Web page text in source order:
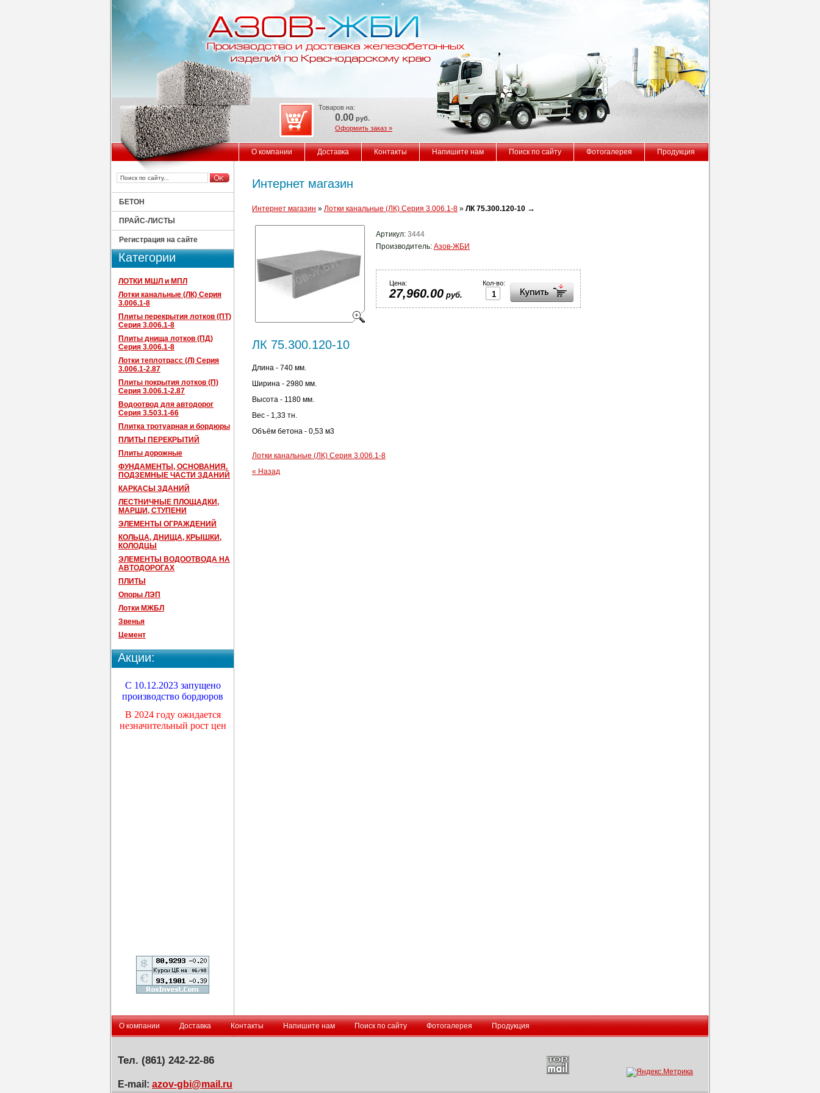
О компании Доставка Контакты Напишите нам Поиск по сайту Фотогалерея Продукция
Товаров на:
0.00 руб.
Оформить заказ »
БЕТОН
ПРАЙС-ЛИСТЫ
Регистрация на сайте
Категории
ЛОТКИ МШЛ и МПЛ
Лотки канальные (ЛК) Серия
3.006.1-8
Плиты перекрытия лотков (ПТ)
Серия 3.006.1-8
Плиты днища лотков (ПД)
Серия 3.006.1-8
Лотки теплотрасс (Л) Серия
3.006.1-2.87
Плиты покрытия лотков (П)
Серия 3.006.1-2.87
Водоотвод для автодорог
Серия 3.503.1-66
Плитка тротуарная и бордюры
ПЛИТЫ ПЕРЕКРЫТИЙ
Плиты дорожные
ФУНДАМЕНТЫ, ОСНОВАНИЯ,
ПОДЗЕМНЫЕ ЧАСТИ ЗДАНИЙ
КАРКАСЫ ЗДАНИЙ
ЛЕСТНИЧНЫЕ ПЛОЩАДКИ,
МАРШИ, СТУПЕНИ
ЭЛЕМЕНТЫ ОГРАЖДЕНИЙ
КОЛЬЦА, ДНИЩА, КРЫШКИ,
КОЛОДЦЫ
ЭЛЕМЕНТЫ ВОДООТВОДА НА
АВТОДОРОГАХ
ПЛИТЫ
Опоры ЛЭП
Лотки МЖБЛ
Звенья
Цемент
Акции:
С 10.12.2023 запущено
производство бордюров
В 2024 году ожидается
незначительный рост цен
Интернет магазин
Интернет магазин » Лотки канальные (ЛК) Серия 3.006.1-8 » ЛК 75.300.120-10 →
Артикул: 3444
Производитель: Азов-ЖБИ
Кол-во:
Цена:
27,960.00 руб.
ЛК 75.300.120-10
Длина - 740 мм.
Ширина - 2980 мм.
Высота - 1180 мм.
Вес - 1,33 тн.
Объём бетона - 0,53 м3
Лотки канальные (ЛК) Серия 3.006.1-8
« Назад
О компании Доставка Контакты Напишите нам Поиск по сайту Фотогалерея Продукция
Тел. (861) 242-22-86
E-mail: azov-gbi@mail.ru